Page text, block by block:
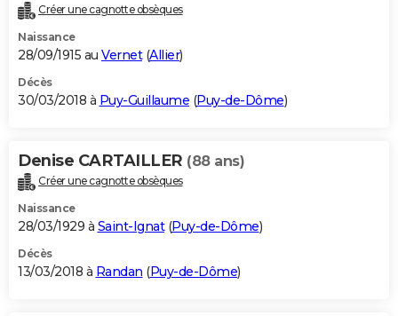
Créer une cagnotte obsèques
Naissance
28/09/1915 au Vernet(Allier)
Décès
30/03/2018 à Puy-Guillaume (Puy-de-Dôme)
Denise CARTAILLER (88 ans)
Créer une cagnotte obsèques
Naissance
28/03/1929 à Saint-Ignat(Puy-de-Dôme)
Décès
13/03/2018 à Randan (Puy-de-Dôme)